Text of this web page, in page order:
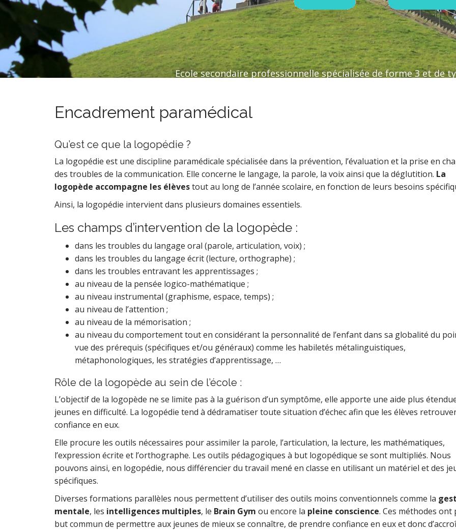
Ecole secondaire professionnelle spécialisée de forme 3 et de
Encadrement paramédical
Qu’est ce que la logopédie ?
La logopédie est une discipline paramédicale spécialisée dans la prévention, l’évaluation et la prise en
des troubles de la communication. Elle concerne le langage, la parole, la voix ainsi que la déglutition. La
logopède accompagne les élèvestout au long de l’année scolaire, en fonction de leurs besoins
Ainsi, la logopédie intervient dans plusieurs domaines essentiels.
Les champs d’intervention de la logopède :
dans les troubles du langage oral (parole, articulation, voix) ;
dans les troubles du langage écrit (lecture, orthographe) ;
dans les troubles entravant les apprentissages ;
au niveau de la pensée logico-mathématique ;
au niveau instrumental (graphisme, espace, temps) ;
au niveau de l’attention ;
au niveau de la mémorisation ;
au niveau du comportement tout en considérant la personnalité de l’enfant dans sa globalité du
vue des prérequis (spécifiques et/ou généraux) comme les habiletés métalinguistiques,
métaphonologiques, les stratégies d’apprentissage, …
Rôle de la logopède au sein de l’école :
L’objectif de la logopède ne se limite pas à la guérison d’un symptôme, elle apporte une aide plus
jeunes en difficulté. La logopédie tend à dédramatiser toute situation d’échec afin que les élèves
confiance en eux.
Elle procure les outils nécessaires pour assimiler la parole, l’articulation, la lecture, les mathématiques,
l’expression écrite et l’orthographe. Les outils pédagogiques à but logopédique se sont multipliés. Nous
pouvons ainsi, en logopédie, nous différencier du travail mené en classe en utilisant un matériel et des
spécifiques.
Diverses formations parallèles nous permettent d’utiliser des outils moins conventionnels comme la
mentale, les intelligences multiples, le Brain Gym ou encore la pleine conscience. Ces méthodes ont
but commun de permettre aux jeunes de mieux se connaître, de prendre confiance en eux et donc